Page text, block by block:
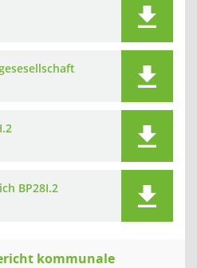
BP28I.2
kommunale